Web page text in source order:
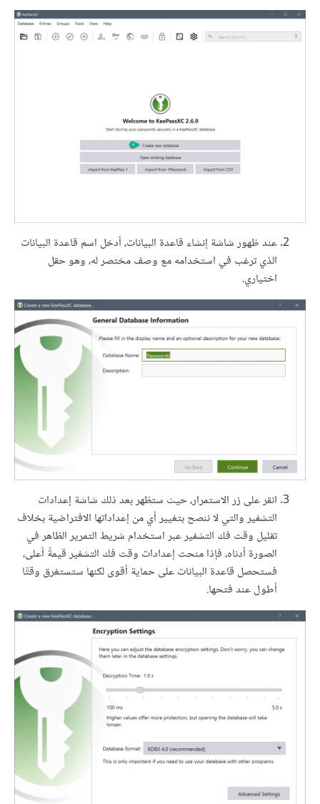
عند ظهور شاشة إنشاء قاعدة البيانات، أدخل اسم قاعدة البيانات
الذي ترغب في استخدامه مع وصف مختصر له، وهو حقل
اختياري.
انقر على زر الاستمرار، حيث ستظهر بعد ذلك شاشة إعدادات
التشفير والتي لا ننصح بتغيير أي من إعداداتها الافتراضية بخلاف
تقليل وقت فك التشفير عبر استخدام شريط التمرير الظاهر في
الصورة أدناه، فإذا منحت إعدادات وقت فك التشفير قيمةً أعلى،
فستحصل قاعدة البيانات على حماية أقوى لكنها ستستغرق وقتًا
أطول عند فتحها.